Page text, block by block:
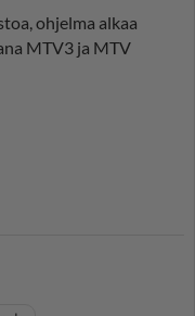
ohjelma alkaa
MTV3 ja MTV